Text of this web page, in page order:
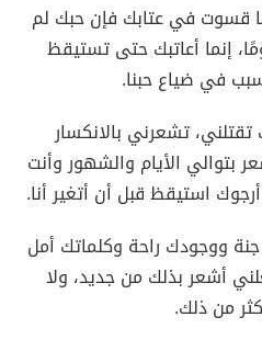
قسوت في عتابك فإن حبك لم
إنما أعاتبك حتى تستيقظ
في ضياع حبنا.
تشعرني بالانكسار
بتوالي الأيام والشهور وأنت
استيقظ قبل أن أتغير أنا.
ووجودك راحة وكلماتك أمل
أشعر بذلك من جديد، ولا
من ذلك.